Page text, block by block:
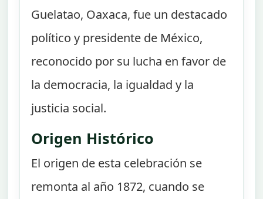
Guelatao, Oaxaca, fue un destacado
político y presidente de México,
reconocido por su lucha en favor de
la democracia, la igualdad y la
justicia social.
Origen Histórico
El origen de esta celebración se
remonta al año 1872, cuando se